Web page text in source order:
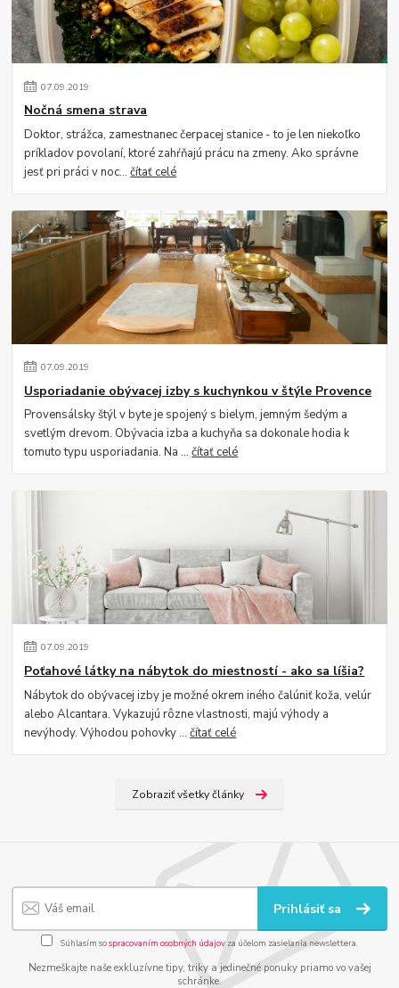
07.09.2019
Nočná smena strava
Doktor, strážca, zamestnanec čerpacej stanice - to je len niekoľko
príkladov povolaní, ktoré zahŕňajú prácu na zmeny. Ako správne
jesť pri práci v noc...čítať celé
07.09.2019
Usporiadanie obývacej izby s kuchynkou v štýle Provence
Provensálsky štýl v byte je spojený s bielym, jemným šedým a
svetlým drevom. Obývacia izba a kuchyňa sa dokonale hodia k
tomuto typu usporiadania. Na ...čítať celé
07.09.2019
Poťahové látky na nábytok do miestností - ako sa líšia?
Nábytok do obývacej izby je možné okrem iného čalúniť koža, velúr
alebo Alcantara. Vykazujú rôzne vlastnosti, majú výhody a
nevýhody. Výhodou pohovky ...čítať celé
Zobraziť všetky články
Prihlásiť sa
Súhlasím sospracovaním osobných údajov za účelom zasielania newslettera.
Nezmeškajte naše exkluzívne tipy, triky a jedinečné ponuky priamo vo vašej
schránke.